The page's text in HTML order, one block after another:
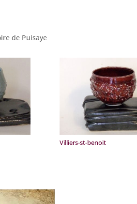
de Puisaye
Villiers-st-benoit